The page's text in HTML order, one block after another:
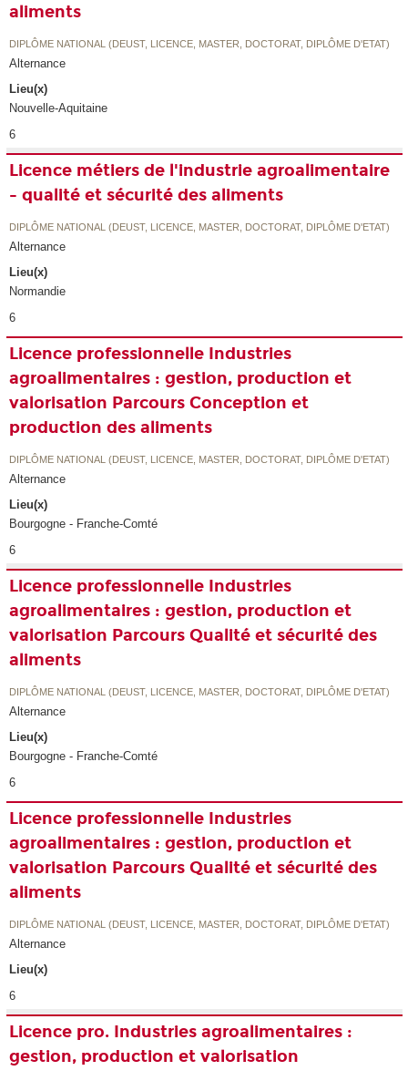
aliments
DIPLÔME NATIONAL (DEUST, LICENCE, MASTER, DOCTORAT, DIPLÔME D'ETAT)
Alternance
Lieu(x)
Nouvelle-Aquitaine
6
Licence métiers de l'industrie agroalimentaire
- qualité et sécurité des aliments
DIPLÔME NATIONAL (DEUST, LICENCE, MASTER, DOCTORAT, DIPLÔME D'ETAT)
Alternance
Lieu(x)
Normandie
6
Licence professionnelle Industries
agroalimentaires : gestion, production et
valorisation Parcours Conception et
production des aliments
DIPLÔME NATIONAL (DEUST, LICENCE, MASTER, DOCTORAT, DIPLÔME D'ETAT)
Alternance
Lieu(x)
Bourgogne - Franche-Comté
6
Licence professionnelle Industries
agroalimentaires : gestion, production et
valorisation Parcours Qualité et sécurité des
aliments
DIPLÔME NATIONAL (DEUST, LICENCE, MASTER, DOCTORAT, DIPLÔME D'ETAT)
Alternance
Lieu(x)
Bourgogne - Franche-Comté
6
Licence professionnelle Industries
agroalimentaires : gestion, production et
valorisation Parcours Qualité et sécurité des
aliments
DIPLÔME NATIONAL (DEUST, LICENCE, MASTER, DOCTORAT, DIPLÔME D'ETAT)
Alternance
Lieu(x)
6
Licence pro. Industries agroalimentaires :
gestion, production et valorisation